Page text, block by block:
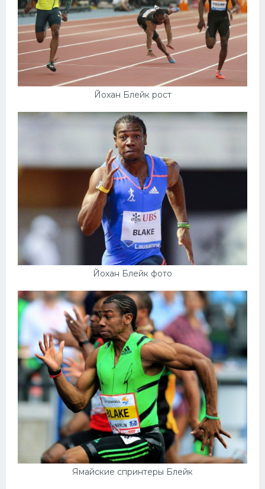
Йохан Блейк рост
Йохан Блейк фото
Ямайские спринтеры Блейк